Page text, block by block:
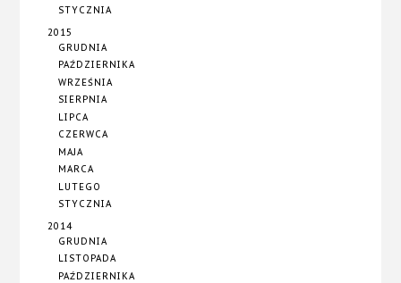
STYCZNIA
2015
GRUDNIA
PAŹDZIERNIKA
WRZEŚNIA
SIERPNIA
LIPCA
CZERWCA
MAJA
MARCA
LUTEGO
STYCZNIA
2014
GRUDNIA
LISTOPADA
PAŹDZIERNIKA